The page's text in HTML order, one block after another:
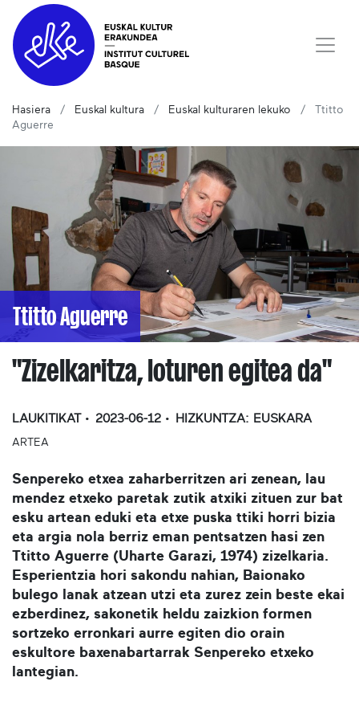
Hasiera Euskal kultura Euskal kulturaren lekuko
Ttitto
Aguerre
Ttitto Aguerre
"Zizelkaritza, loturen egitea da"
LAUKITIKAT 2023-06-12 HIZKUNTZA: EUSKARA
ARTEA
Senpereko etxea zaharberritzen ari zenean, lau
mendez etxeko paretak zutik atxiki zituen zur bat
esku artean eduki eta etxe puska ttiki horri bizia
eta argia nola berriz eman pentsatzen hasi zen
Ttitto Aguerre (Uharte Garazi, 1974) zizelkaria.
Esperientzia hori sakondu nahian, Baionako
bulego lanak atzean utzi eta zurez zein beste ekai
ezberdinez, sakonetik heldu zaizkion formen
sortzeko erronkari aurre egiten dio orain
eskultore baxenabartarrak Senpereko etxeko
lantegian.